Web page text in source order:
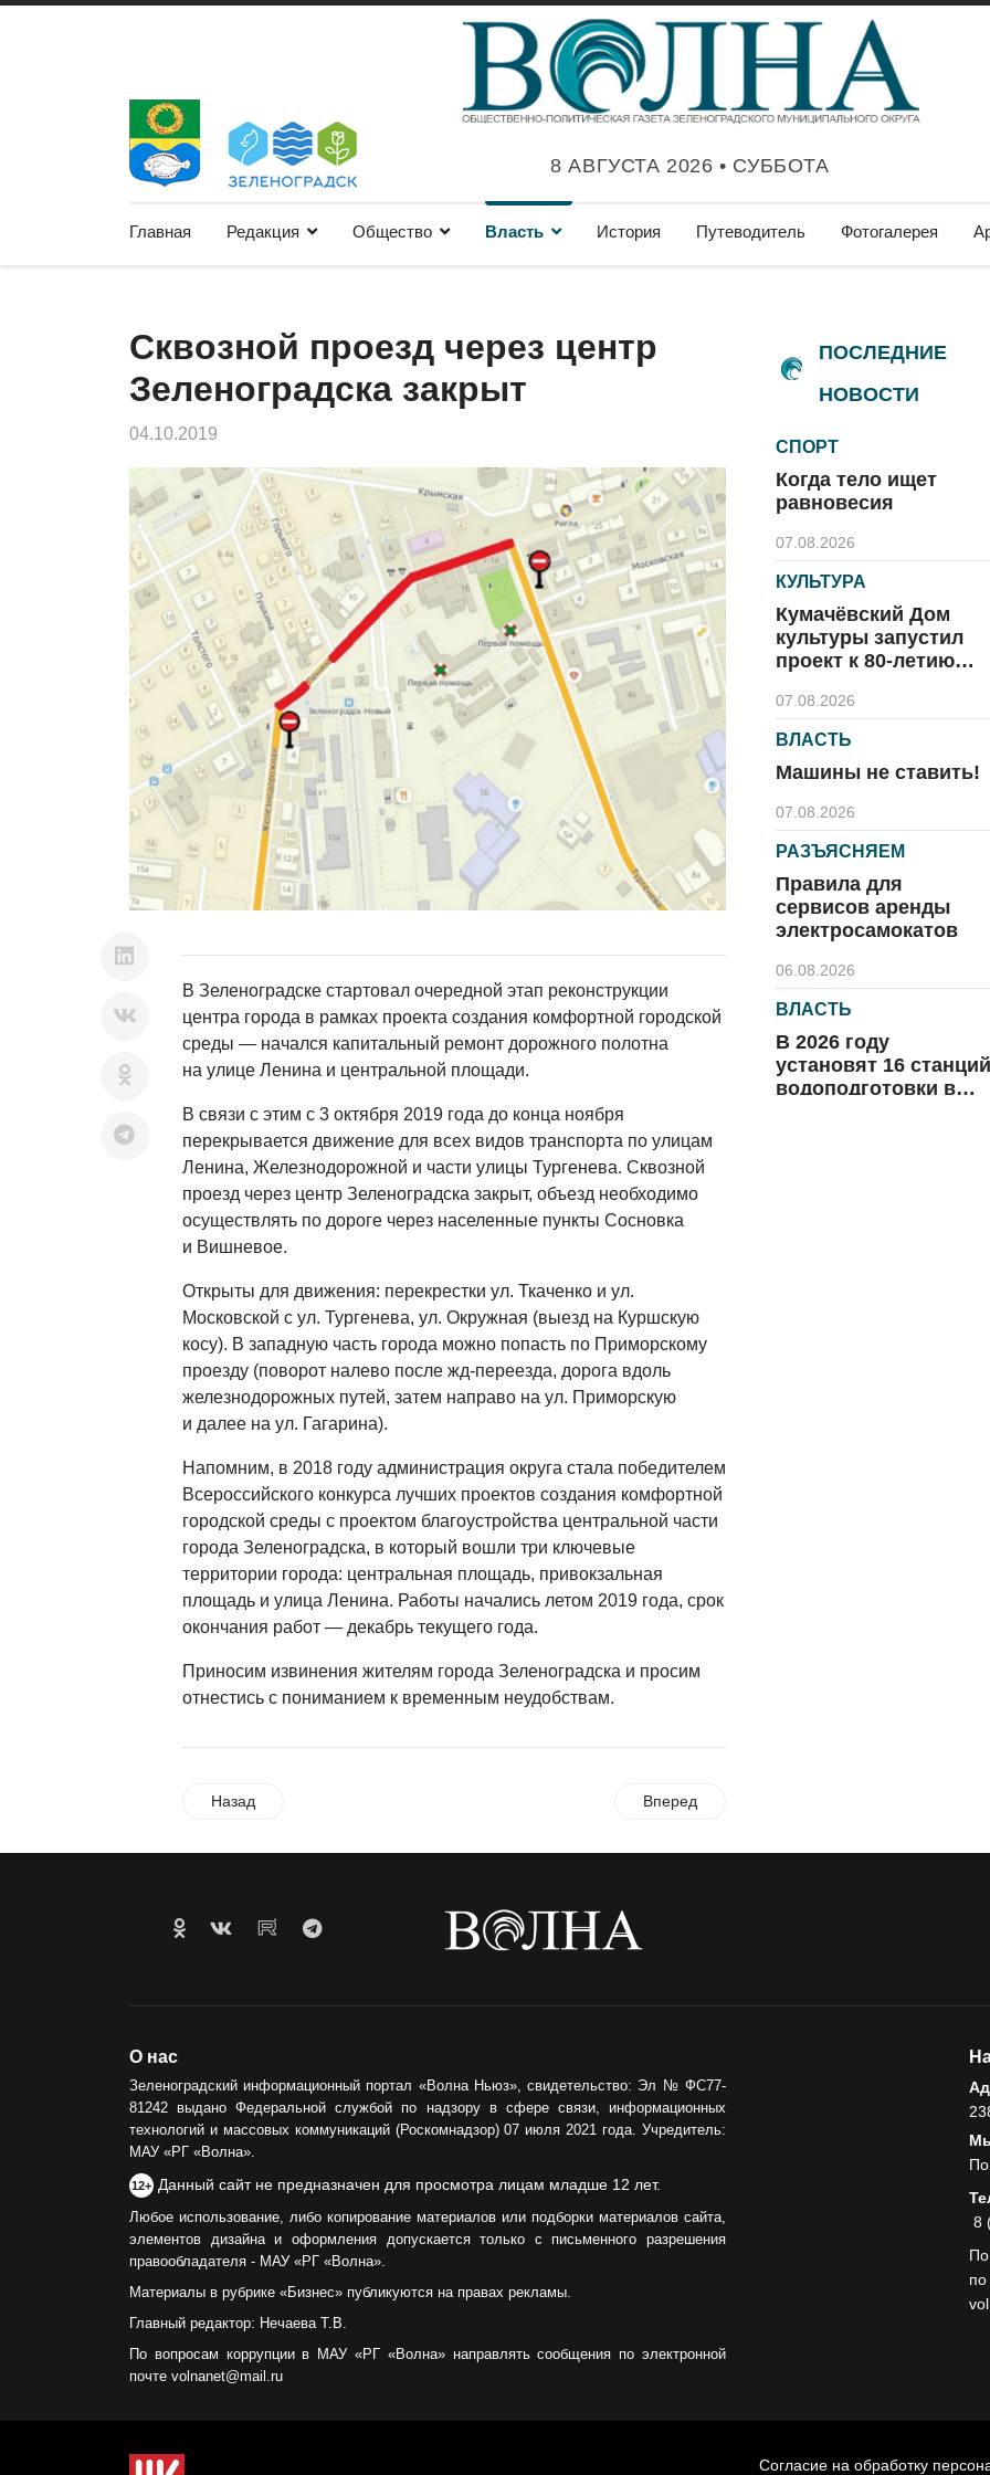
8 АВГУСТА 2026 • СУББОТА
Главная Редакция Общество Власть История Путеводитель Фотогалерея
Сквозной проезд через центр
Зеленоградска закрыт
04.10.2019
В Зеленоградске стартовал очередной этап реконструкции
центра города в рамках проекта создания комфортной городской
среды — начался капитальный ремонт дорожного полотна
на улице Ленина и центральной площади.
В связи с этим с 3 октября 2019 года до конца ноября
перекрывается движение для всех видов транспорта по улицам
Ленина, Железнодорожной и части улицы Тургенева. Сквозной
проезд через центр Зеленоградска закрыт, объезд необходимо
осуществлять по дороге через населенные пункты Сосновка
и Вишневое.
Открыты для движения: перекрестки ул. Ткаченко и ул.
Московской с ул. Тургенева, ул. Окружная (выезд на Куршскую
косу). В западную часть города можно попасть по Приморскому
проезду (поворот налево после жд-переезда, дорога вдоль
железнодорожных путей, затем направо на ул. Приморскую
и далее на ул. Гагарина).
Напомним, в 2018 году администрация округа стала победителем
Всероссийского конкурса лучших проектов создания комфортной
городской среды с проектом благоустройства центральной части
города Зеленоградска, в который вошли три ключевые
территории города: центральная площадь, привокзальная
площадь и улица Ленина. Работы начались летом 2019 года, срок
окончания работ — декабрь текущего года.
Приносим извинения жителям города Зеленоградска и просим
отнестись с пониманием к временным неудобствам.
Назад Вперед
ПОСЛЕДНИЕ
НОВОСТИ
СПОРТ
Когда тело ищет
равновесия
07.08.2026
КУЛЬТУРА
Кумачёвский Дом
культуры запустил
проект к 80-летию
07.08.2026
ВЛАСТЬ
Машины не ставить!
07.08.2026
РАЗЪЯСНЯЕМ
Правила для
сервисов аренды
электросамокатов
06.08.2026
ВЛАСТЬ
В 2026 году
установят 16 станций
водоподготовки в
О нас
Зеленоградский информационный портал «Волна Ньюз», свидетельство: Эл № ФС77-
81242 выдано Федеральной службой по надзору в сфере связи, информационных
технологий и массовых коммуникаций (Роскомнадзор) 07 июля 2021 года. Учредитель:
МАУ «РГ «Волна».
12+ Данный сайт не предназначен для просмотра лицам младше 12 лет.
Любое использование, либо копирование материалов или подборки материалов сайта,
элементов дизайна и оформления допускается только с письменного разрешения
правообладателя - МАУ «РГ «Волна».
Материалы в рубрике «Бизнес» публикуются на правах рекламы.
Главный редактор: Нечаева Т.В.
По вопросам коррупции в МАУ «РГ «Волна» направлять сообщения по электронной
почте volnanet@mail.ru
8
Согласие на обработку